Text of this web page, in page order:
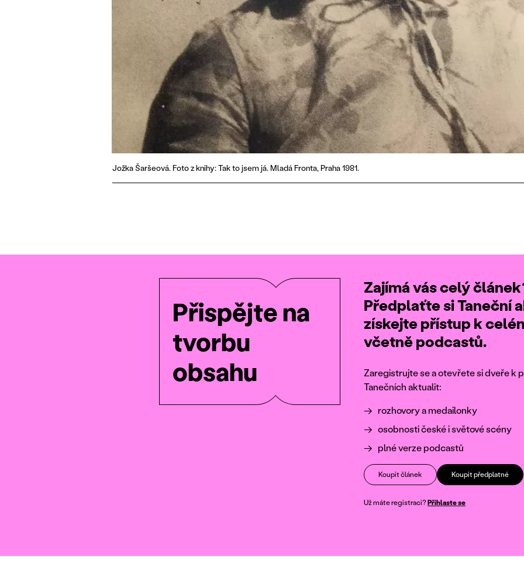
Jožka Šaršeová. Foto z knihy: Tak to jsem já. Mladá Fronta, Praha 1981.
Přispějte na
tvorbu
obsahu
Zajímá vás celý
Předplaťte si Taneční
získejte přístup k
včetně podcastů.
Zaregistrujte se a otevřete si dveře k
Tanečních aktualit:
rozhovory a medailonky
osobnosti české i světové scény
plné verze podcastů
Koupit článek Koupit předplatné
Už máte registraci?Přihlaste se